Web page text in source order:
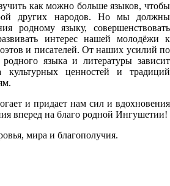
как можно больше языков, чтобы
других народов. Но мы должны
родному языку, совершенствовать
интерес нашей молодёжи к
и писателей. От наших усилий по
языка и литературы зависит
культурных ценностей и традиций
и придает нам сил и вдохновения
вперед на благо родной Ингушетии!
мира и благополучия.